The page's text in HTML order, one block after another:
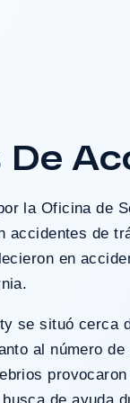
¿Tengo
la Oficina de
accidentes de
en
se situó
al número